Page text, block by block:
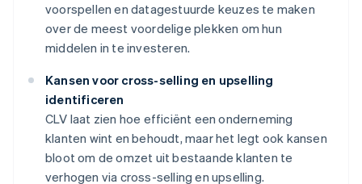
voorspellen en datagestuurde keuzes te maken
over de meest voordelige plekken om hun
middelen in te investeren.
Kansen voor cross-selling en upselling
identificeren
CLV laat zien hoe efficiënt een onderneming
klanten wint en behoudt, maar het legt ook kansen
bloot om de omzet uit bestaande klanten te
verhogen via cross-selling en upselling.